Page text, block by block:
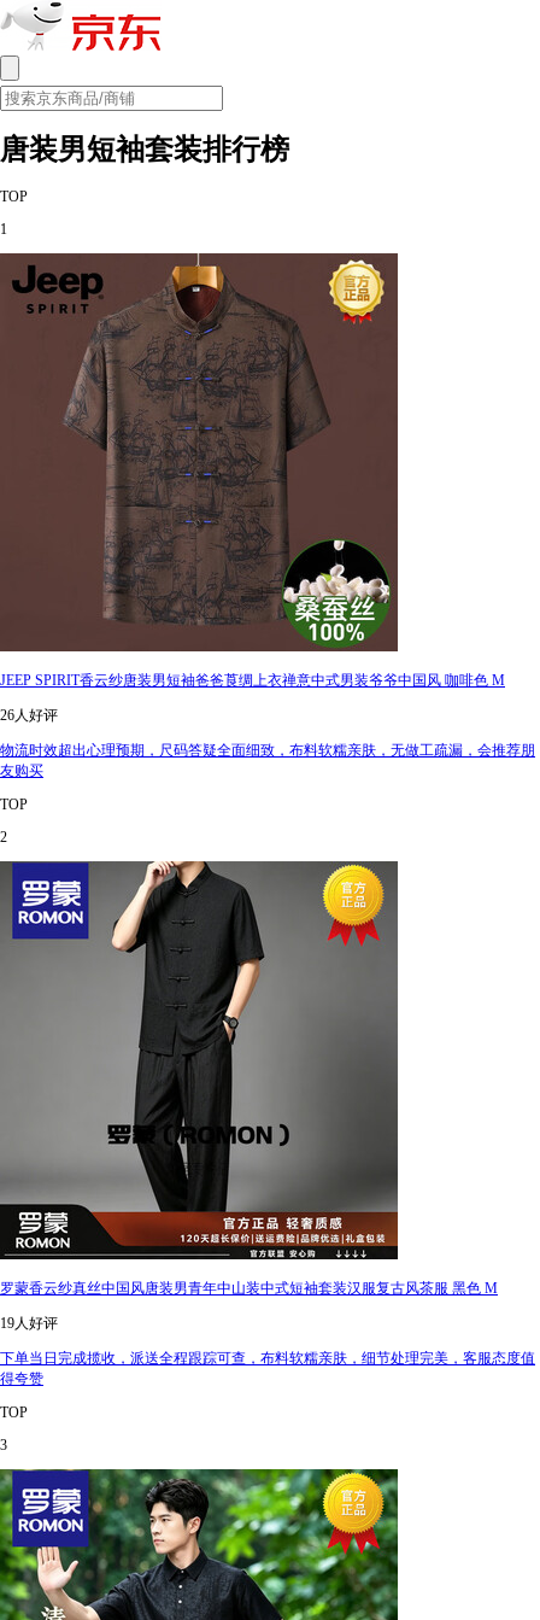
唐装男短袖套装排行榜
TOP
1
JEEP SPIRIT香云纱唐装男短袖爸爸莨绸上衣禅意中式男装爷爷中国风 咖啡色 M
26人好评
物流时效超出心理预期，尺码答疑全面细致，布料软糯亲肤，无做工疏漏，会推荐朋
友购买
TOP
2
罗蒙香云纱真丝中国风唐装男青年中山装中式短袖套装汉服复古风茶服 黑色 M
19人好评
下单当日完成揽收，派送全程跟踪可查，布料软糯亲肤，细节处理完美，客服态度值
得夸赞
TOP
3